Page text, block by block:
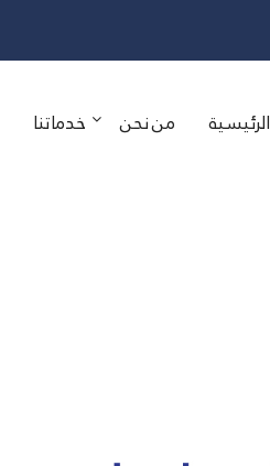
الرئيسية من نحن خدماتنا